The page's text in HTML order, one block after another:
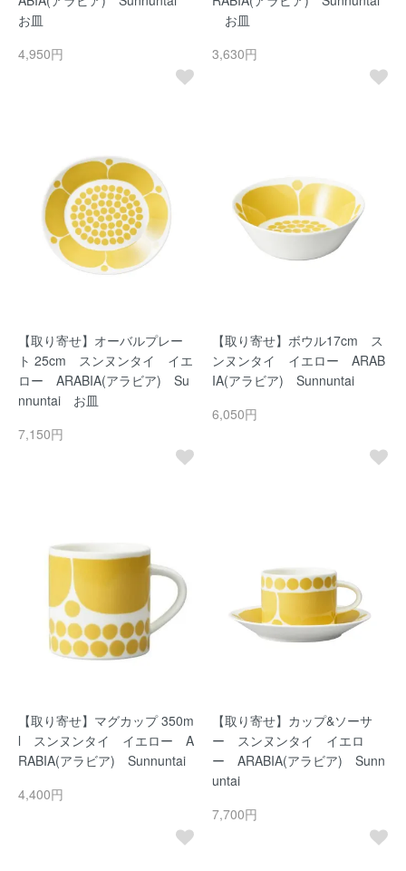
お皿
4,950円
お皿
3,630円
【取り寄せ】オーバルプレー
ト 25cm スンヌンタイ イエ
ロー ARABIA(アラビア) Su
nnuntai お皿
7,150円
【取り寄せ】ボウル17cm ス
ンヌンタイ イエロー ARAB
IA(アラビア) Sunnuntai
6,050円
【取り寄せ】マグカップ 350m
l スンヌンタイ イエロー A
RABIA(アラビア) Sunnuntai
4,400円
【取り寄せ】カップ&ソーサ
ー スンヌンタイ イエロ
ー ARABIA(アラビア) Sunn
untai
7,700円